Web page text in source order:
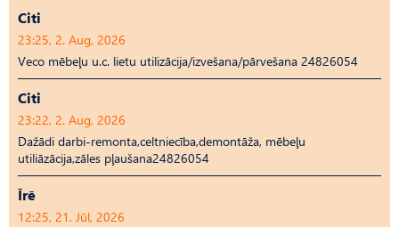
Citi
23:25, 2. Aug, 2026
Veco mēbeļu u.c. lietu utilizācija/izvešana/pārvešana 24826054
Citi
23:22, 2. Aug, 2026
Dažādi darbi-remonta,celtniecība,demontāža, mēbeļu
utiliāzācija,zāles pļaušana24826054
Īrē
12:25, 21. Jūl, 2026